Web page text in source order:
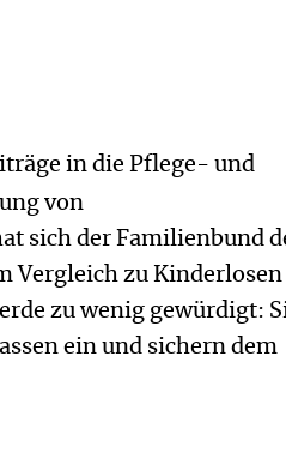
in die Pflege- und
von
sich der Familienbund
Vergleich zu Kinderlosen
zu wenig gewürdigt:
ein und sichern dem